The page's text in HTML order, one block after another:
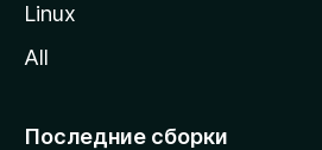
i
l
Linux
All
Последние сборки